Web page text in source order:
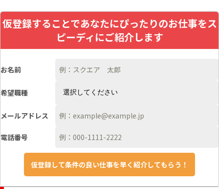
仮登録することであなたにぴったりのお仕事をス
ピーディにご紹介します
お名前
希望職種
メールアドレス
電話番号